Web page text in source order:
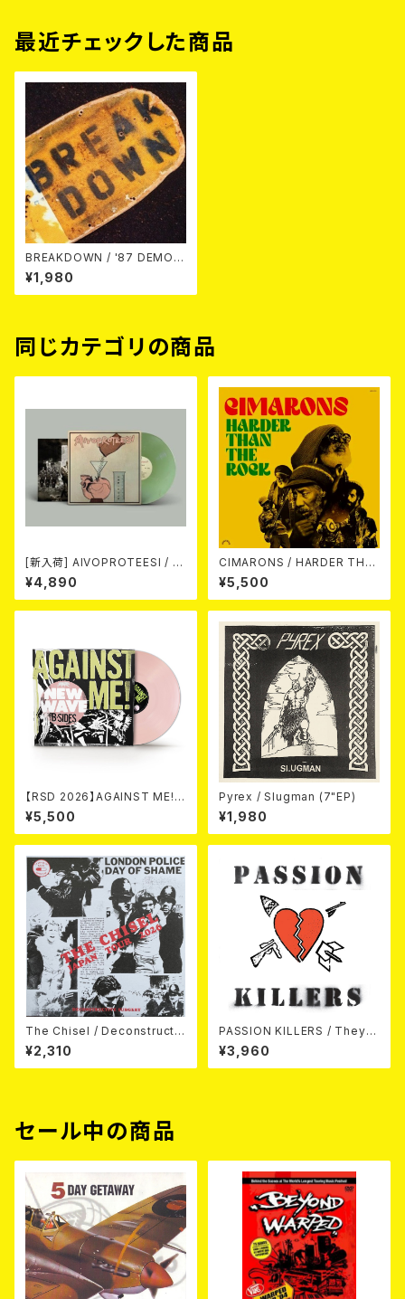
最近チェックした商品
BREAKDOWN / '87 DEMO L
P
¥1,980
同じカテゴリの商品
[新入荷] AIVOPROTEESI / U
MPIKUJA (LP / LTD.100 DIE
-HARD COKE BOTTLE GRE
EN VINYL) (ITA / F.O.A.D.)
¥4,890
CIMARONS / HARDER THA
¥5,500
【RSD 2026】AGAINST ME! /
NEW WAVE B-SIDES [RSD V
INYL EP][Coloured Vinyl](1
2")
¥5,500
Pyrex / Slugman (7"EP)
¥1,980
The Chisel / Deconstructiv
e Surgery (7"EP)
¥2,310
PASSION KILLERS / They K
ill Our Passion With Their
Hate And Wars LP
¥3,960
セール中の商品